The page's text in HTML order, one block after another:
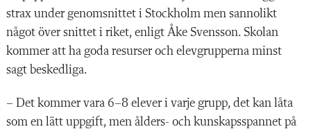
strax under genomsnittet i Stockholm men sannolikt
något över snittet i riket, enligt Åke Svensson. Skolan
kommer att ha goda resurser och elevgrupperna minst
sagt beskedliga.
– Det kommer vara 6–8 elever i varje grupp, det kan låta
som en lätt uppgift, men ålders- och kunskapsspannet på